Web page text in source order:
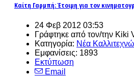
Καίτη Γαρμπή: Έτοιμη για τον
24 Φεβ 2012 03:53
Γράφτηκε από τον/την Kiki
Κατηγορία: Νέα
Εμφανίσεις: 1893
Εκτύπωση
Email